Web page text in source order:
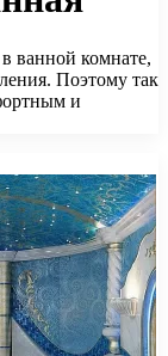
ванной комнате,
Поэтому так
и